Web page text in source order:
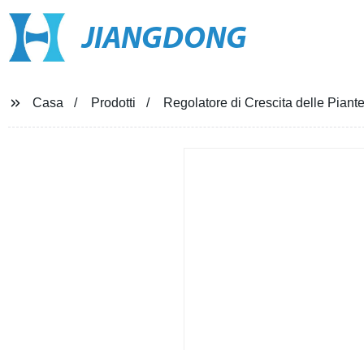
JIANGDONG
Casa Prodotti Regolatore di Crescita delle